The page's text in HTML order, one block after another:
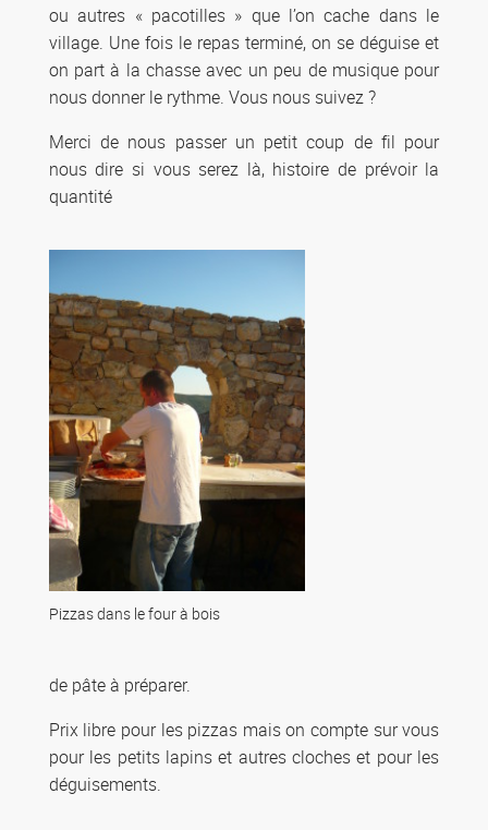
ou autres « pacotilles » que l’on cache dans le
village. Une fois le repas terminé, on se déguise et
on part à la chasse avec un peu de musique pour
nous donner le rythme. Vous nous suivez ?
Merci de nous passer un petit coup de fil pour
nous dire si vous serez là, histoire de prévoir la
quantité
Pizzas dans le four à bois
de pâte à préparer.
Prix libre pour les pizzas mais on compte sur vous
pour les petits lapins et autres cloches et pour les
déguisements.